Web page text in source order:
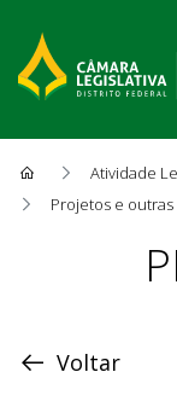
Atividade
Projetos e
Proposição
Voltar